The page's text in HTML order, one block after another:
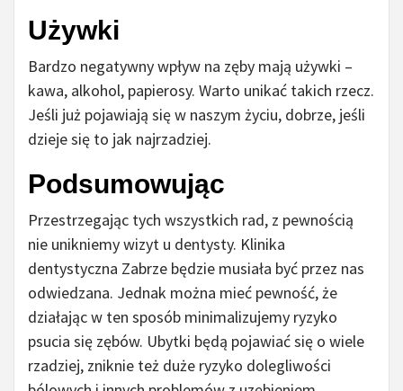
Używki
Bardzo negatywny wpływ na zęby mają używki –
kawa, alkohol, papierosy. Warto unikać takich rzecz.
Jeśli już pojawiają się w naszym życiu, dobrze, jeśli
dzieje się to jak najrzadziej.
Podsumowując
Przestrzegając tych wszystkich rad, z pewnością
nie unikniemy wizyt u dentysty. Klinika
dentystyczna Zabrze będzie musiała być przez nas
odwiedzana. Jednak można mieć pewność, że
działając w ten sposób minimalizujemy ryzyko
psucia się zębów. Ubytki będą pojawiać się o wiele
rzadziej, zniknie też duże ryzyko dolegliwości